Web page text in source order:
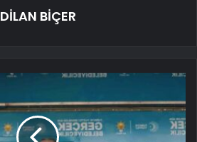
DİLAN BİÇER